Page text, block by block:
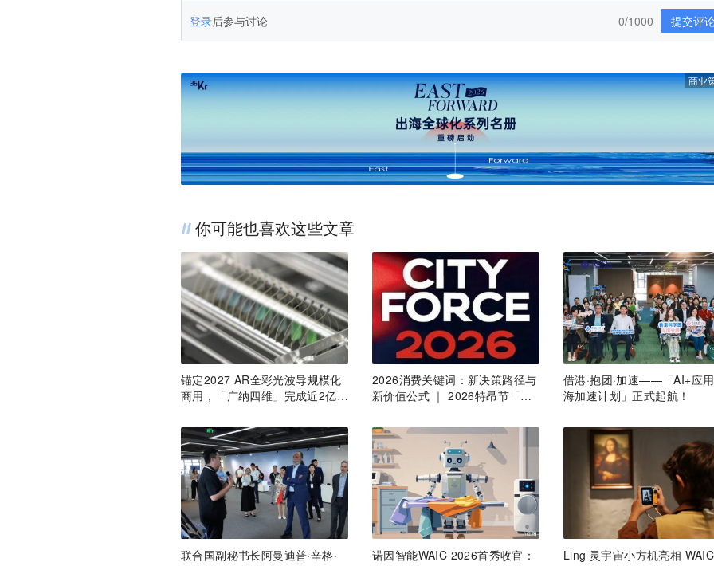
登录后参与讨论 提交评
0/1000
商业
你可能也喜欢这些文章
锚定2027 AR全彩光波导规模化
商用，「广纳四维」完成近2亿元
2026消费关键词：新决策路径与
新价值公式 ｜ 2026特昂节「CI
借港·抱团·加速——「AI+应
海加速计划」正式起航！
联合国副秘书长阿曼迪普·辛格·
诺因智能WAIC 2026首秀收官：
Ling 灵宇宙小方机亮相